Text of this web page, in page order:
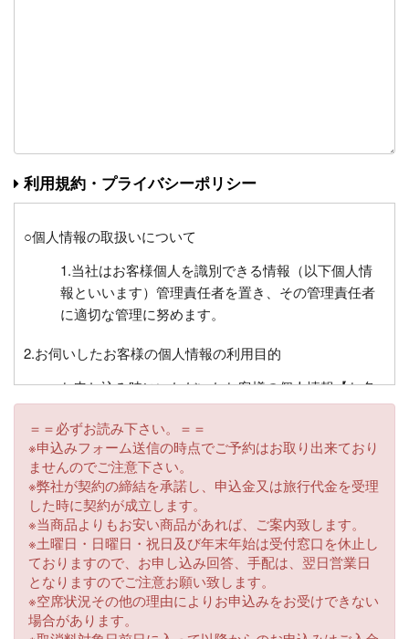
利用規約・プライバシーポリシー
○個人情報の取扱いについて
1.当社はお客様個人を識別できる情報（以下個人情
報といいます）管理責任者を置き、その管理責任者
に適切な管理に努めます。
2.お伺いしたお客様の個人情報の利用目的
お申し込み時にいただいたお客様の個人情報【お名
前、住所、電話番号、FAX番号、電子メールアドレ
ス、生年月日、緊急時の連絡先、年齢、チケット送
付先】等を必要に応じてお伺いさせていただくこと
があります。これらはお客様との連絡に利用させて
いただくほかお客様がお申込みいただいた旅行にお
いて運送・宿泊機関等又は業務委託先に目的に必要
な限度で提供するほか、チケット送付、お客様への
旅行の案内・払い戻し・キャンペーンプレゼント等
にもご利用させていただきます。また、同じ目的で
それ以外の事項についてもお伺いさせていただくこ
とがございます。
＝＝必ずお読み下さい。＝＝
※申込みフォーム送信の時点でご予約はお取り出来ており
ませんのでご注意下さい。
※弊社が契約の締結を承諾し、申込金又は旅行代金を受理
した時に契約が成立します。
※当商品よりもお安い商品があれば、ご案内致します。
※土曜日・日曜日・祝日及び年末年始は受付窓口を休止し
ておりますので、お申し込み回答、手配は、翌日営業日
となりますのでご注意お願い致します。
※空席状況その他の理由によりお申込みをお受けできない
場合があります。